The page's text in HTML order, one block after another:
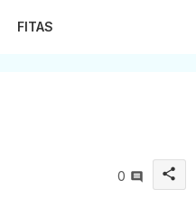
FITAS
0 share